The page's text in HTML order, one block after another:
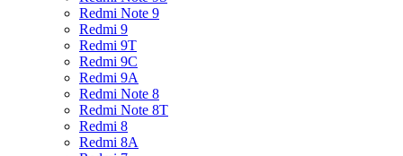
Redmi Note 9
Redmi 9
Redmi 9T
Redmi 9C
Redmi 9A
Redmi Note 8
Redmi Note 8T
Redmi 8
Redmi 8A